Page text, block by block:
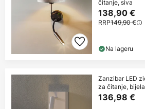
čitanje, siva
138,90 €
RRP149,90 €
Na lageru
Zanzibar LED
za čitanje, bijela
136,98 €